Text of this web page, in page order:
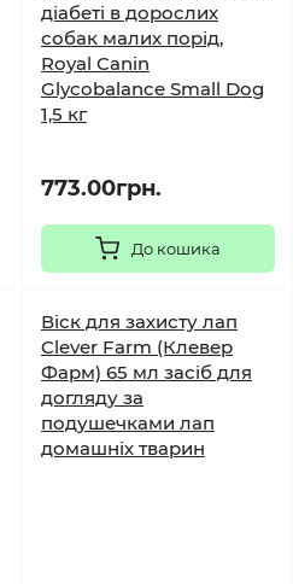
діабеті в дорослих
собак малих порід,
Royal Canin
Glycobalance Small Dog
1,5 кг
773.00грн.
До кошика
Віск для захисту лап
Clever Farm (Клевер
Фарм) 65 мл засіб для
догляду за
подушечками лап
домашніх тварин